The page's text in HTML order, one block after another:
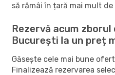
să rămâi în țară mai mult de
Rezervă acum
București la un preț
Găsește cele mai bune
Finalizează rezervarea